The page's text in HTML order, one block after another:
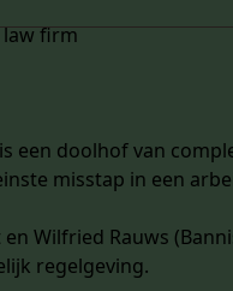
law firm
een doolhof van
misstap in een
Wilfried Rauws
regelgeving.